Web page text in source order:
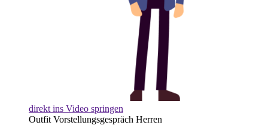
direkt ins Video springen
Outfit Vorstellungsgespräch Herren